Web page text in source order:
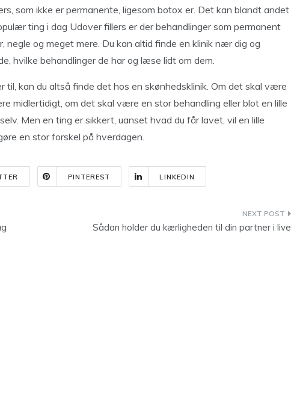
som ikke er permanente, ligesom botox er. Det kan blandt andet
ting i dag Udover fillers er der behandlinger som permanent
negle og meget mere. Du kan altid finde en klinik nær dig og
hvilke behandlinger de har og læse lidt om dem.
kan du altså finde det hos en skønhedsklinik. Om det skal være
midlertidigt, om det skal være en stor behandling eller blot en lille
Men en ting er sikkert, uanset hvad du får lavet, vil en lille
en stor forskel på hverdagen.
PINTEREST LINKEDIN
Sådan holder du kærligheden til din partner i live